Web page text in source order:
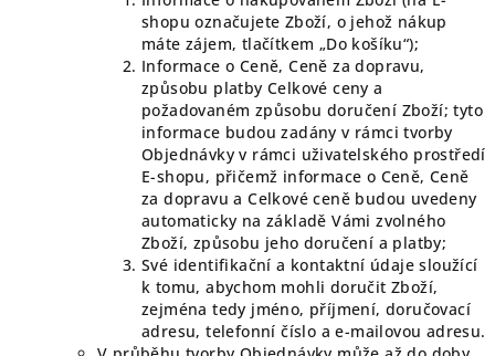
shopu označujete Zboží, o jehož nákup
máte zájem, tlačítkem „Do košíku“);
Informace o Ceně, Ceně za dopravu,
způsobu platby Celkové ceny a
požadovaném způsobu doručení Zboží; tyto
informace budou zadány v rámci tvorby
Objednávky v rámci uživatelského prostředí
E-shopu, přičemž informace o Ceně, Ceně
za dopravu a Celkové ceně budou uvedeny
automaticky na základě Vámi zvolného
Zboží, způsobu jeho doručení a platby;
Své identifikační a kontaktní údaje sloužící
k tomu, abychom mohli doručit Zboží,
zejména tedy jméno, příjmení, doručovací
adresu, telefonní číslo a e-mailovou adresu.